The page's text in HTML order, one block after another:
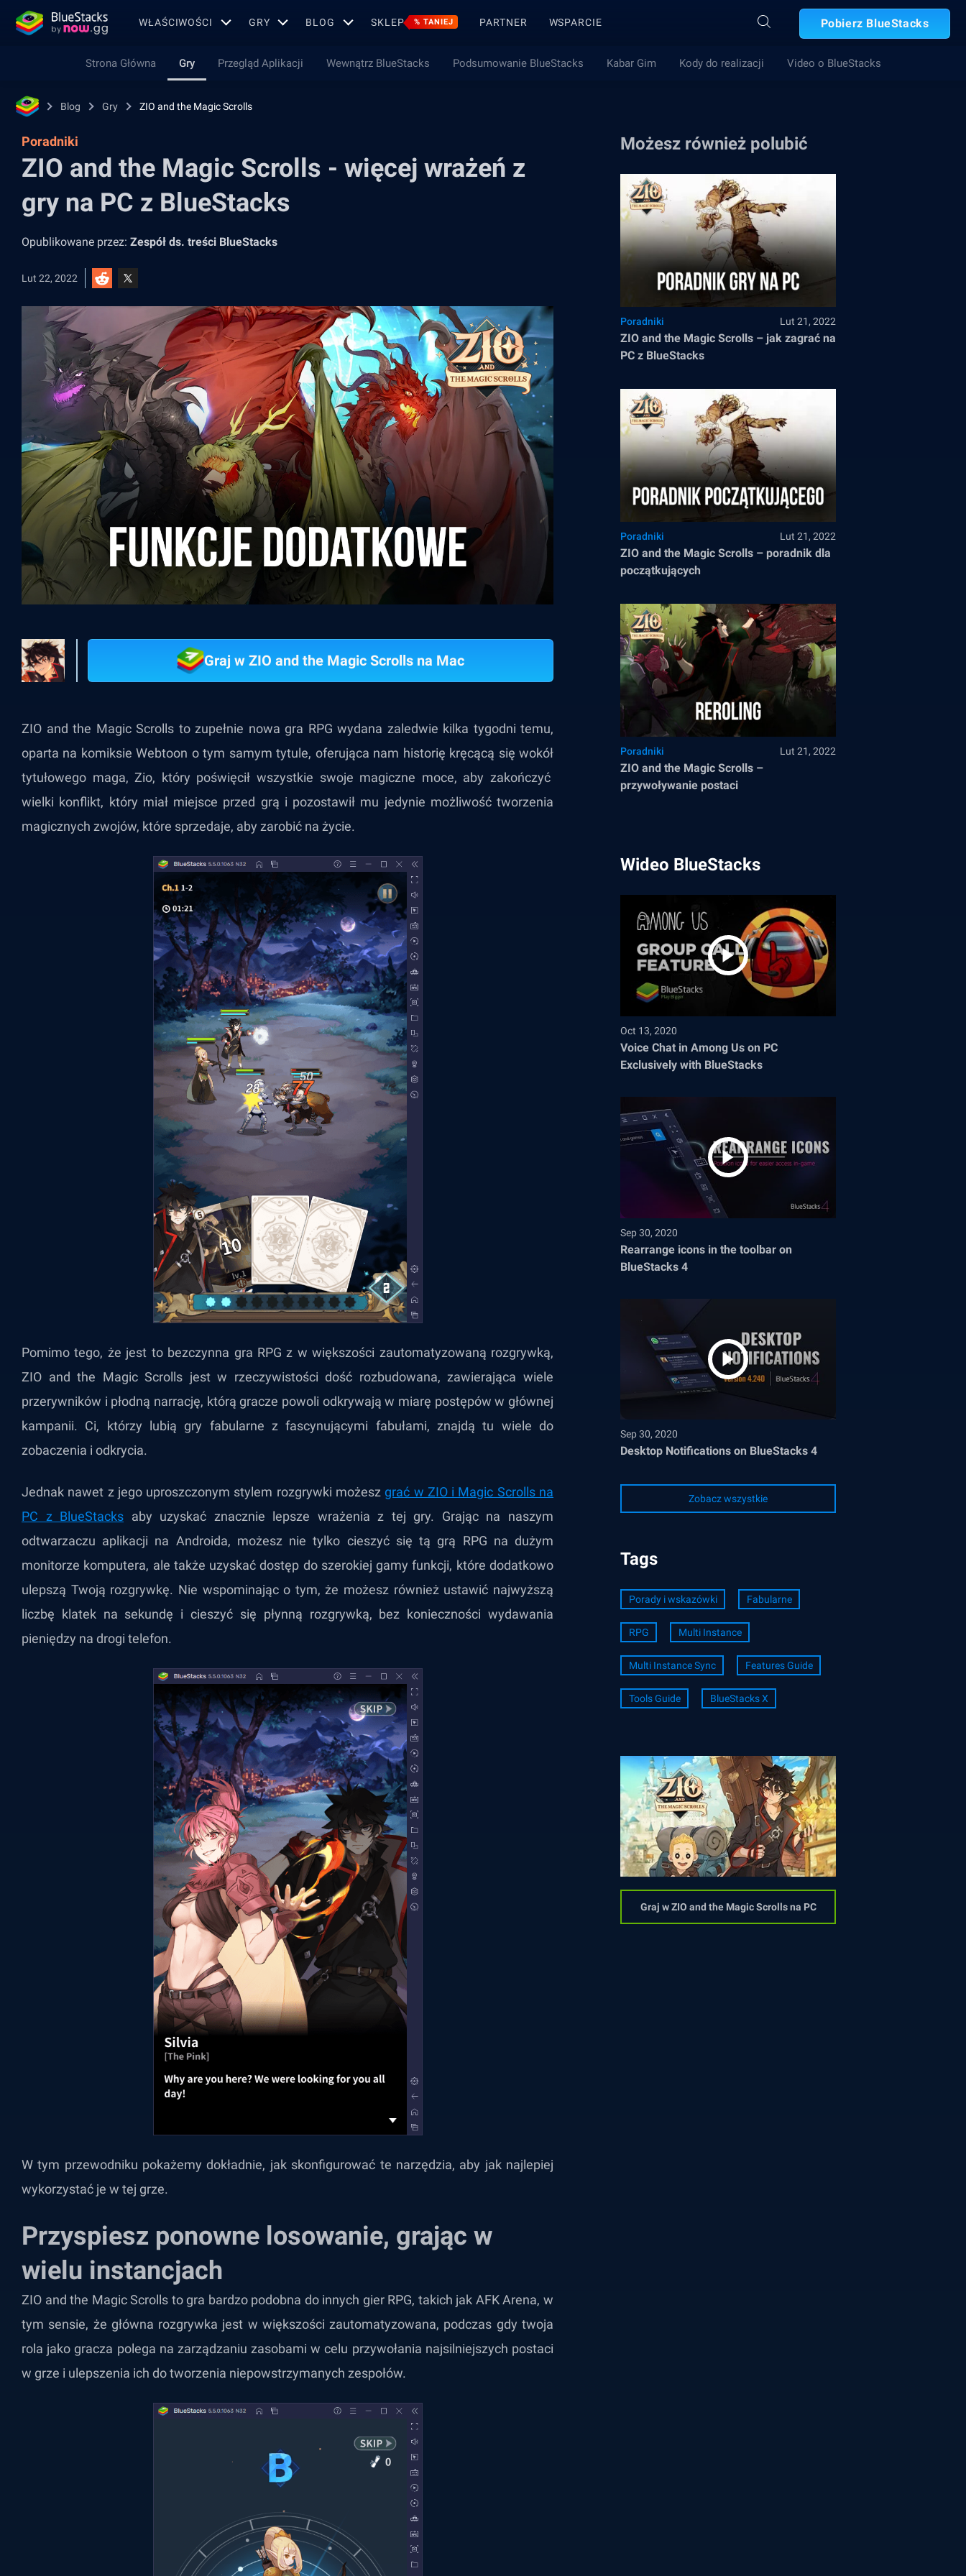
WŁAŚCIWOŚCI GRY BLOG SKLEP % TANIEJ PARTNER WSPARCIE Pobierz BlueStacks
Strona Główna Gry Przegląd Aplikacji Wewnątrz BlueStacks Podsumowanie BlueStacks Kabar Gim Kody do realizacji Video o BlueStacks
Blog Gry ZIO and the Magic Scrolls
Poradniki
ZIO and the Magic Scrolls - więcej wrażeń z
gry na PC z BlueStacks
Opublikowane przez: Zespół ds. treści BlueStacks
Lut 22, 2022
Graj w ZIO and the Magic Scrolls na Mac
ZIO and the Magic Scrolls to zupełnie nowa gra RPG wydana zaledwie kilka tygodni temu,
oparta na komiksie Webtoon o tym samym tytule, oferująca nam historię kręcącą się wokół
tytułowego maga, Zio, który poświęcił wszystkie swoje magiczne moce, aby zakończyć
wielki konflikt, który miał miejsce przed grą i pozostawił mu jedynie możliwość tworzenia
magicznych zwojów, które sprzedaje, aby zarobić na życie.
Pomimo tego, że jest to bezczynna gra RPG z w większości zautomatyzowaną rozgrywką,
ZIO and the Magic Scrolls jest w rzeczywistości dość rozbudowana, zawierająca wiele
przerywników i płodną narrację, którą gracze powoli odkrywają w miarę postępów w głównej
kampanii. Ci, którzy lubią gry fabularne z fascynującymi fabułami, znajdą tu wiele do
zobaczenia i odkrycia.
Jednak nawet z jego uproszczonym stylem rozgrywki możeszgrać w ZIO i Magic Scrolls na
PC z BlueStacks aby uzyskać znacznie lepsze wrażenia z tej gry. Grając na naszym
odtwarzaczu aplikacji na Androida, możesz nie tylko cieszyć się tą grą RPG na dużym
monitorze komputera, ale także uzyskać dostęp do szerokiej gamy funkcji, które dodatkowo
ulepszą Twoją rozgrywkę. Nie wspominając o tym, że możesz również ustawić najwyższą
liczbę klatek na sekundę i cieszyć się płynną rozgrywką, bez konieczności wydawania
pieniędzy na drogi telefon.
W tym przewodniku pokażemy dokładnie, jak skonfigurować te narzędzia, aby jak najlepiej
wykorzystać je w tej grze.
Przyspiesz ponowne losowanie, grając w
wielu instancjach
ZIO and the Magic Scrolls to gra bardzo podobna do innych gier RPG, takich jak AFK Arena, w
tym sensie, że główna rozgrywka jest w większości zautomatyzowana, podczas gdy twoja
rola jako gracza polega na zarządzaniu zasobami w celu przywołania najsilniejszych postaci
w grze i ulepszenia ich do tworzenia niepowstrzymanych zespołów.
Możesz również polubić
Poradniki Lut 21, 2022
ZIO and the Magic Scrolls – jak zagrać na
PC z BlueStacks
Poradniki Lut 21, 2022
ZIO and the Magic Scrolls – poradnik dla
początkujących
Poradniki Lut 21, 2022
ZIO and the Magic Scrolls –
przywoływanie postaci
Wideo BlueStacks
Oct 13, 2020
Voice Chat in Among Us on PC
Exclusively with BlueStacks
Sep 30, 2020
Rearrange icons in the toolbar on
BlueStacks 4
Sep 30, 2020
Desktop Notifications on BlueStacks 4
Zobacz wszystkie
Tags
Porady i wskazówki Fabularne
RPG Multi Instance
Multi Instance Sync Features Guide
Tools Guide BlueStacks X
Graj w ZIO and the Magic Scrolls na PC